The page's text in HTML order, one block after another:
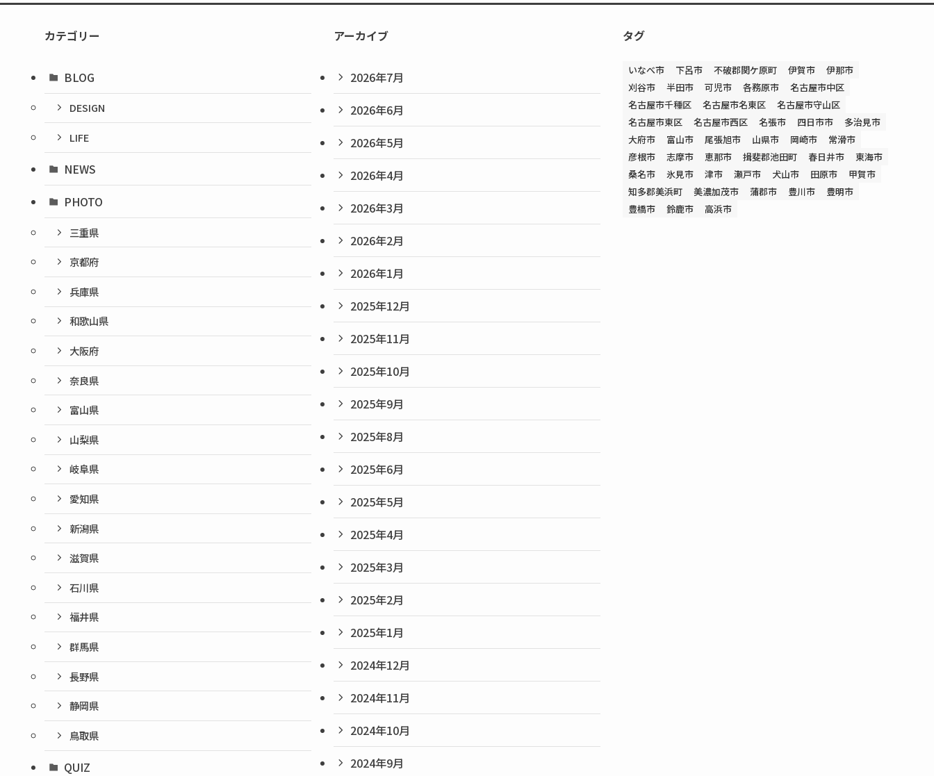
カテゴリー
BLOG
DESIGN
LIFE
NEWS
PHOTO
三重県
京都府
兵庫県
和歌山県
大阪府
奈良県
富山県
山梨県
岐阜県
愛知県
新潟県
滋賀県
石川県
福井県
群馬県
長野県
静岡県
鳥取県
QUIZ
アーカイブ
2026年7月
2026年6月
2026年5月
2026年4月
2026年3月
2026年2月
2026年1月
2025年12月
2025年11月
2025年10月
2025年9月
2025年8月
2025年6月
2025年5月
2025年4月
2025年3月
2025年2月
2025年1月
2024年12月
2024年11月
2024年10月
2024年9月
タグ
いなべ市 下呂市 不破郡関ケ原町 伊賀市
伊那市
刈谷市
半田市 可児市 各務原市
名古屋市中区
名古屋市千種区
名古屋市名東区
名古屋市守山区
名古屋市東区
名古屋市西区 名張市 四日市市
多治見市
大府市
富山市 尾張旭市 山県市 岡崎市
常滑市
彦根市
志摩市 恵那市 揖斐郡池田町 春日井市
東海市
桑名市
氷見市 津市 瀬戸市 犬山市 田原市
甲賀市
知多郡美浜町
美濃加茂市 蒲郡市 豊川市
豊明市
豊橋市
鈴鹿市 高浜市